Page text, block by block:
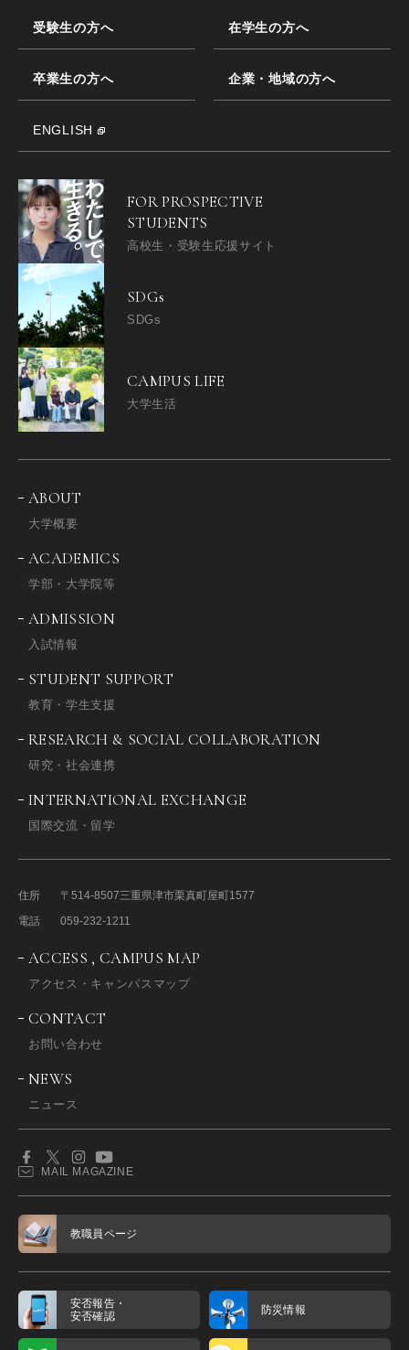
受験生の方へ 在学生の方へ
卒業生の方へ 企業・地域の方へ
ENGLISH
FOR PROSPECTIVE
STUDENTS
高校生・受験生応援サイト
SDGs
SDGs
CAMPUS LIFE
大学生活
ABOUT
大学概要
ACADEMICS
学部・大学院等
ADMISSION
入試情報
STUDENT SUPPORT
教育・学生支援
RESEARCH & SOCIAL COLLABORATION
研究・社会連携
INTERNATIONAL EXCHANGE
国際交流・留学
住所 〒514-8507三重県津市栗真町屋町1577
電話
059-232-1211
ACCESS , CAMPUS MAP
アクセス・キャンパスマップ
CONTACT
お問い合わせ
NEWS
ニュース
MAIL MAGAZINE
教職員ページ
安否報告・
安否確認
防災情報